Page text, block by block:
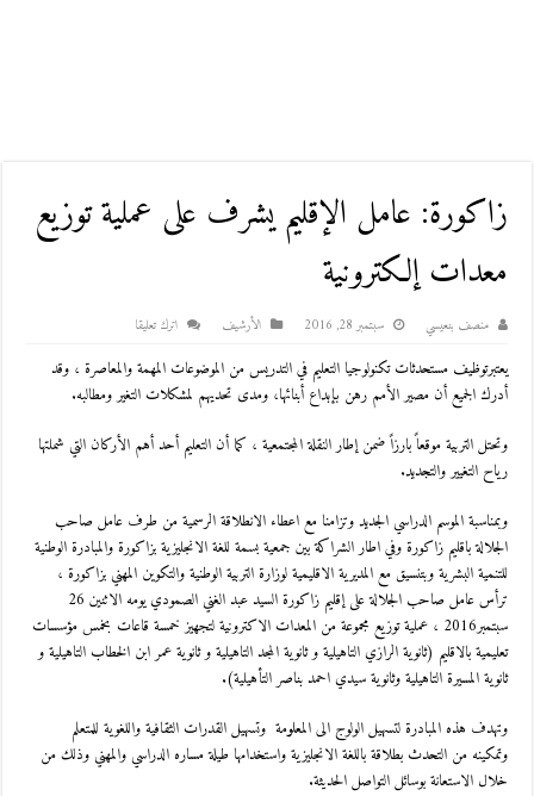
زاكورة: عامل الإقليم يشرف على عملية توزيع
معدات إلكترونية
منصف بنعيسي سبتمبر 28, 2016 اﻷرشيف اترك تعليقا
يعتبرتوظيف مستحدثات تكنولوجيا التعليم في التدريس من الموضوعات المهمة والمعاصرة ، وقد
أدرك الجميع أن مصير الأمم رهن بإبداع أبنائها، ومدى تحديهم لمشكلات التغير ومطالبه.
وتحتل التربية موقعاً بارزاً ضمن إطار النقلة المجتمعية ، كما أن التعليم أحد أهم الأركان التي شملتها
رياح التغيير والتجديد.
وبمناسبة الموسم الدراسي الجديد وتزامنا مع اعطاء الانطلاقة الرسمية من طرف عامل صاحب
الجلالة باقليم زاكورة وفي اطار الشراكة بين جمعية بسمة للغة الانجليزية بزاكورة والمبادرة الوطنية
للتنمية البشرية وبتنسيق مع المديرية الاقليمية لوزارة التربية الوطنية والتكوين المهني بزاكورة ،
ترأس عامل صاحب الجلالة على إقليم زاكورة السيد عبد الغني الصمودي يومه الاثنين 26
سبتمبر2016 ، عملية توزيع مجموعة من المعدات الاكترونية لتجهيز خمسة قاعات بخمس مؤسسات
تعليمية بالاقليم (ثانوية الرازي التاهيلية و ثانوية المجد التاهيلية و ثانوية عمر ابن الخطاب التاهيلية و
ثانوية المسيرة التاهيلية وثانوية سيدي احمد بناصر التأهيلية).
وتهدف هذه المبادرة لتسهيل الولوج الى المعلومة وتسهيل القدرات الثقافية واللغوية للمتعلم
وتمكينه من التحدث بطلاقة باللغة الانجليزية واستخدامها طيلة مساره الدراسي والمهني وذلك من
خلال الاستعانة بوسائل التواصل الحديثة.